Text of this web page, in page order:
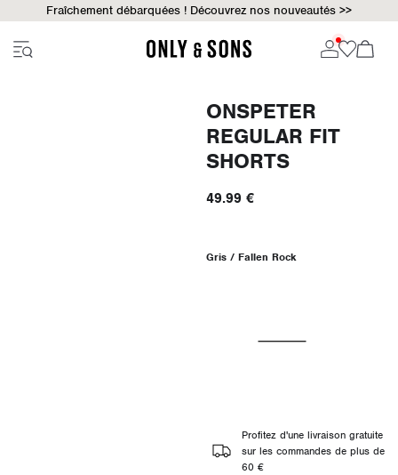
Fraîchement débarquées ! Découvrez nos nouveautés >>
ONSPETER
REGULAR FIT
SHORTS
49.99 €
Gris / Fallen Rock
Profitez d'une livraison gratuite
sur les commandes de plus de
60 €